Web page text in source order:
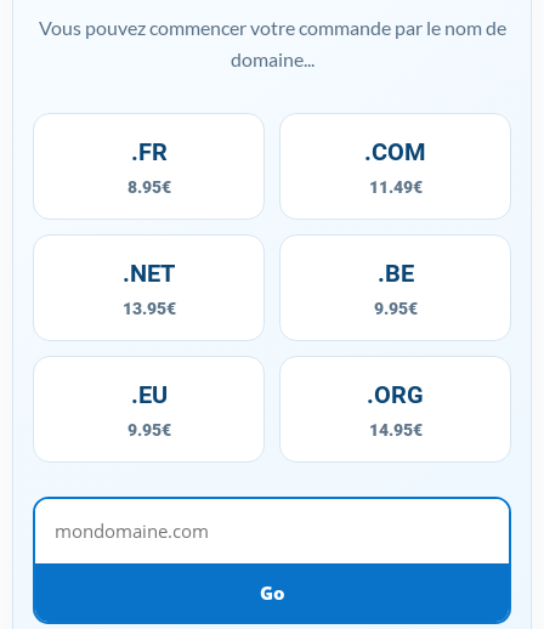
Vous pouvez commencer votre commande par le nom de
domaine...
.FR
8.95€
.COM
11.49€
.NET
13.95€
.BE
9.95€
.EU
9.95€
.ORG
14.95€
mondomaine.com
Go